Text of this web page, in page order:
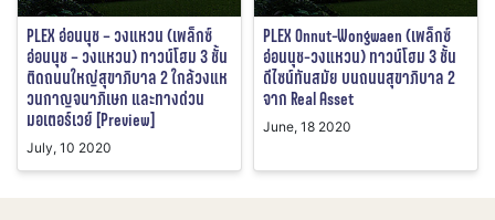
PLEX อ่อนนุช – วงแหวน (เพล็กซ์
อ่อนนุช – วงแหวน) ทาวน์โฮม 3 ชั้น
ติดถนนใหญ่สุขาภิบาล 2 ใกล้วงแห
วนกาญจนาภิเษก และทางด่วน
มอเตอร์เวย์ [Preview]
July, 10 2020
PLEX Onnut-Wongwaen (เพล็กซ์
อ่อนนุช-วงแหวน) ทาวน์โฮม 3 ชั้น
ดีไซน์ทันสมัย บนถนนสุขาภิบาล 2
จาก Real Asset
June, 18 2020